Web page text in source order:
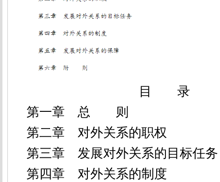
目 录
第一章 总 则
第二章 对外关系的职权
第三章 发展对外关系的目标任务
第四章 对外关系的制度